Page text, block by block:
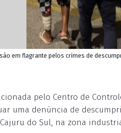
em flagrante pelos crimes de
pelo Centro de
uma denúncia de
do Sul, na zona